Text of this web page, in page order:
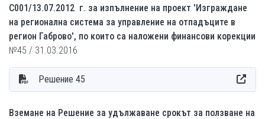
С001/13.07.2012 г. за изпълнение на проект 'Изграждане
на регионална система за управление на отпадъците в
регион Габрово', по които са наложени финансови корекции
№45 / 31.03.2016
Решение 45
Вземане на Решение за удължаване срокът за ползване на